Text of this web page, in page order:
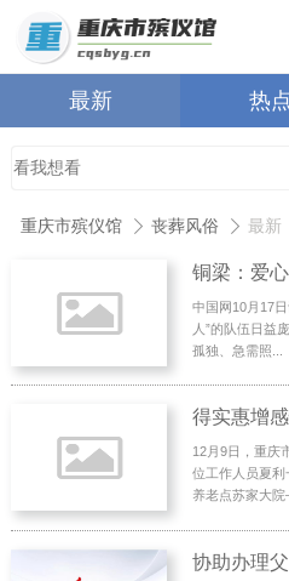
最新 热点
重庆市殡仪馆 丧葬风俗 最新
铜梁：爱
中国网10月17
人”的队伍日益
孤独、急需照...
得实惠增
12月9日，重庆
位工作人员夏
养老点苏家大